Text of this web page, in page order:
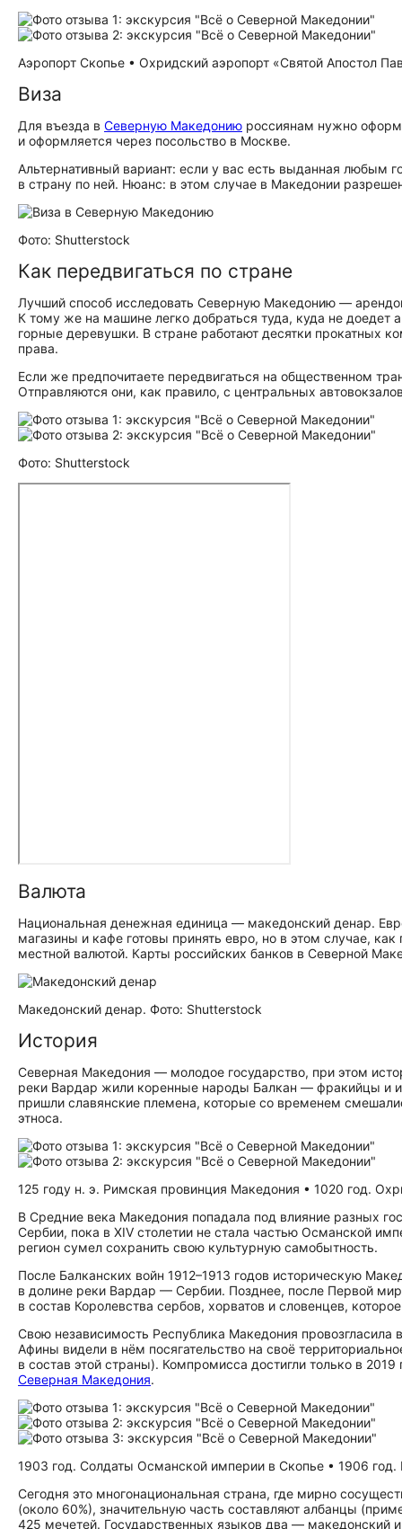
Аэропорт Скопье • Охридский аэропорт «Святой Апостол
Виза
Для въезда в Северную Македонию россиянам нужно
и оформляется через посольство в Москве.
Альтернативный вариант: если у вас есть выданная любым
в страну по ней. Нюанс: в этом случае в Македонии
Фото: Shutterstock
Как передвигаться по стране
Лучший способ исследовать Северную Македонию —
К тому же на машине легко добраться туда, куда не
горные деревушки. В стране работают десятки прокатных
права.
Если же предпочитаете передвигаться на общественном
Отправляются они, как правило, с центральных
Фото: Shutterstock
Валюта
Национальная денежная единица — македонский денар.
магазины и кафе готовы принять евро, но в этом случае,
местной валютой. Карты российских банков в Северной
Македонский денар. Фото: Shutterstock
История
Северная Македония — молодое государство, при этом
реки Вардар жили коренные народы Балкан — фракийцы и
пришли славянские племена, которые со временем
этноса.
125 году н. э. Римская провинция Македония • 1020 год.
В Средние века Македония попадала под влияние разных
Сербии, пока в XIV столетии не стала частью Османской
регион сумел сохранить свою культурную самобытность.
После Балканских войн 1912–1913 годов историческую
в долине реки Вардар — Сербии. Позднее, после Первой
в состав Королевства сербов, хорватов и словенцев,
Свою независимость Республика Македония провозгласила
Афины видели в нём посягательство на своё
в состав этой страны). Компромисса достигли только в
Северная Македония.
1903 год. Солдаты Османской империи в Скопье • 1906
Сегодня это многонациональная страна, где мирно
(около 60%), значительную часть составляют албанцы
425 мечетей. Государственных языков два — македонский